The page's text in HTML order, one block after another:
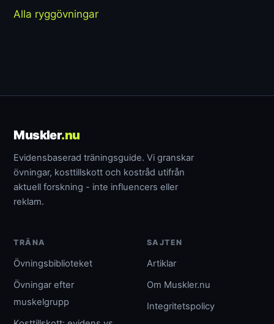
Alla ryggövningar
Muskler.nu
Evidensbaserad träningsguide. Vi granskar
övningar, kosttillskott och kostråd utifrån
aktuell forskning - inte influencers eller
reklam.
TRÄNA
Övningsbiblioteket
Övningar efter
muskelgrupp
SAJTEN
Artiklar
Om Muskler.nu
Integritetspolicy